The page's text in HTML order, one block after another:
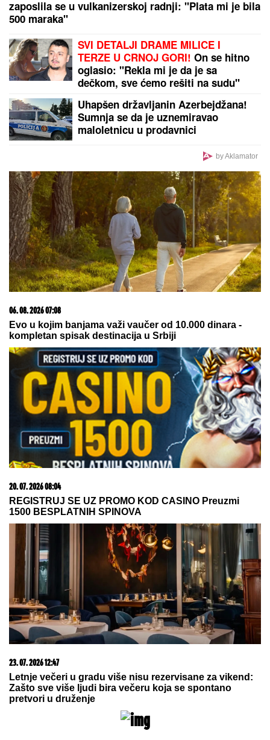
MINA NAUMOVIĆ PROGOVORILA O PREVARI!Žena
Ognjena Amidžića dobila škakljivo pitanje, pa
iskreno priznala: "To je lakše"
VELIKA AKCIJA POLICIJE!Po
uhapšeni krijumčari ljudi: Ilegalno
prevezli 900 migranata!
EKSKLUZIVNE FOTKE NAKON
VERIDBE:
Jeremić verio Aleksandru tokom
GALA PROSLAVE - svaki potez do